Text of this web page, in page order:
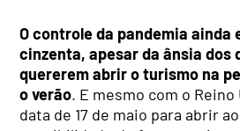
O controle da pandemia ainda
cinzenta, apesar da ânsia dos
quererem abrir o turismo na
o verão. E mesmo com o
data de 17 de maio para abrir